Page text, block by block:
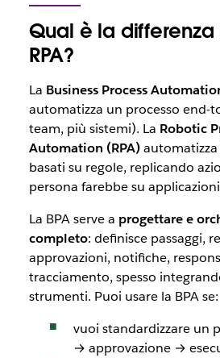
Qual è la differenza
RPA?
La Business Process
automatizza un processo end-
team, più sistemi). La Robotic
Automation (RPA)automatizza
basati su regole, replicando
persona farebbe su
La BPA serve a progettare e
completo: definisce passaggi,
approvazioni, notifiche,
tracciamento, spesso
strumenti. Puoi usare la BPA se:
vuoi standardizzare un
→ approvazione →